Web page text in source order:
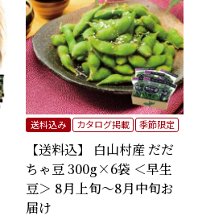
【送料込】 白山村産 だだ
ちゃ豆 300g×6袋 ＜早生
豆＞ 8月上旬～8月中旬お
届け
送料込み カタログ掲載 季節限定